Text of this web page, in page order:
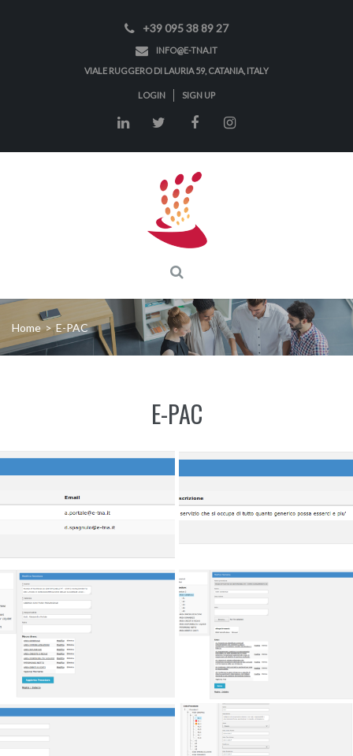
+39 095 38 89 27
INFO@E-TNA.IT
VIALE RUGGERO DI LAURIA 59, CATANIA, ITALY
LOGIN SIGN UP
Home > E-PAC
E-PAC